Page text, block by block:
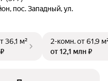
пос. Западный, ул.
36,1 м²
2-комн.от 61,9
от 12,1 млн ₽